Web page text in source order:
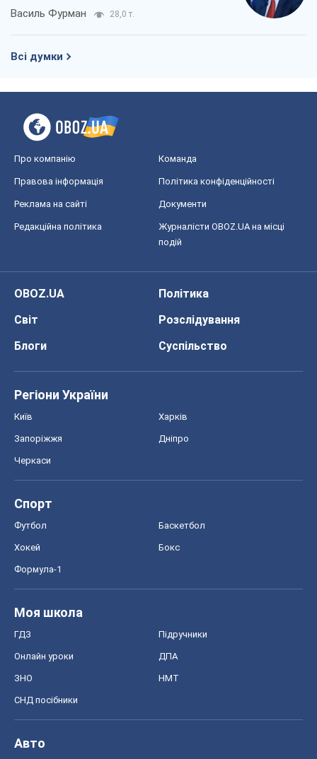
Василь Фурман 28,0 т.
Всі думки
Про компанію Команда
Правова інформація Політика конфіденційності
Реклама на сайті Документи
Редакційна політика
Журналісти OBOZ.UA на місці
подій
OBOZ.UA
Політика
Світ
Розслідування
Блоги
Суспільство
Регіони України
Київ Харків
Запоріжжя Дніпро
Черкаси
Спорт
Футбол Баскетбол
Хокей Бокс
Формула-1
Моя школа
ГДЗ Підручники
Онлайн уроки ДПА
ЗНО НМТ
СНД посібники
Авто